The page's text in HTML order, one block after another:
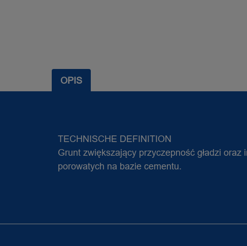
OPIS
TECHNISCHE DEFINITION
Grunt zwiększający przyczepność gładzi
porowatych na bazie cementu.